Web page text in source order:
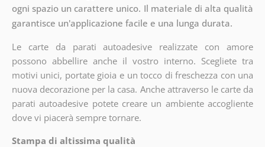
ogni spazio un carattere unico. Il materiale di alta qualità
garantisce un'applicazione facile e una lunga durata.
Le carte da parati autoadesive realizzate con amore
possono abbellire anche il vostro interno. Scegliete tra
motivi unici, portate gioia e un tocco di freschezza con una
nuova decorazione per la casa. Anche attraverso le carte da
parati autoadesive potete creare un ambiente accogliente
dove vi piacerà sempre tornare.
Stampa di altissima qualità